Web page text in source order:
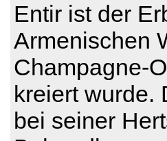
Entir ist der
Armenischen
Champagne-
kreiert wurde.
bei seiner